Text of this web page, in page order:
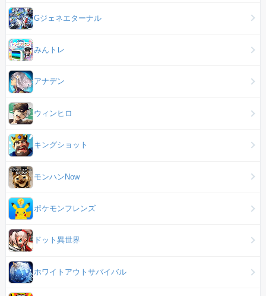
Gジェネエターナル
みんトレ
アナデン
ウィンヒロ
キングショット
モンハンNow
ポケモンフレンズ
ドット異世界
ホワイトアウトサバイバル